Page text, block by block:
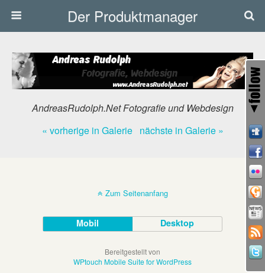
Der Produktmanager
AndreasRudolph.Net Fotografie und Webdesign
« vorherige in Galerie nächste in Galerie »
Zum Seitenanfang
Mobil Desktop
Bereitgestellt von
WPtouch Mobile Suite for WordPress